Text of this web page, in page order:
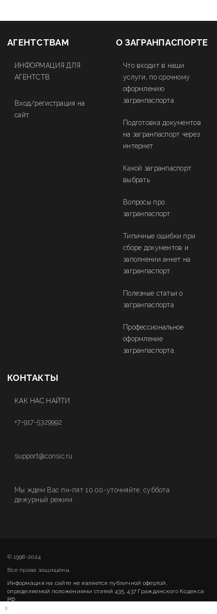
0
АГЕНТСТВАМ
ИНФОРМАЦИЯ ДЛЯ
АГЕНТСТВ
Вход/регистрация на
сайт
О ЗАГРАНПАСПОРТЕ
Что входит в наши
услуги, по срочному
оформлению
загранпаспорта.
Подготовка документов
на загранпаспорт через
интернет
Какой загранпаспорт
выбрать
Вопросы про
загранпаспорт
Типичные ошибки при
сборе документов и
заполнении анкет на
загранпаспорт.
Полезные статьи о
загранпаспорта
Профессиональное
оформление
загранпаспорта.
КОНТАКТЫ
КАК НАС НАЙТИ
+7-917-5329992
support@consic.ru
Мы ждем Вас пн-пят 10.00-уточняйте, суббота
дежурный режим.
© 1998-2024
Все права защищены.
Информация на сайте не является публичной офертой,
определяемой положениями статей 435, 437 Гражданского Кодекса
РФ.